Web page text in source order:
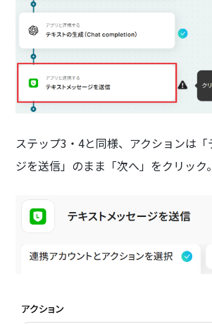
ステップ3・4と同様、アクションは
ジを送信」のまま「次へ」をクリック。